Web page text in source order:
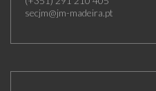
secjm@jm-madeira.pt